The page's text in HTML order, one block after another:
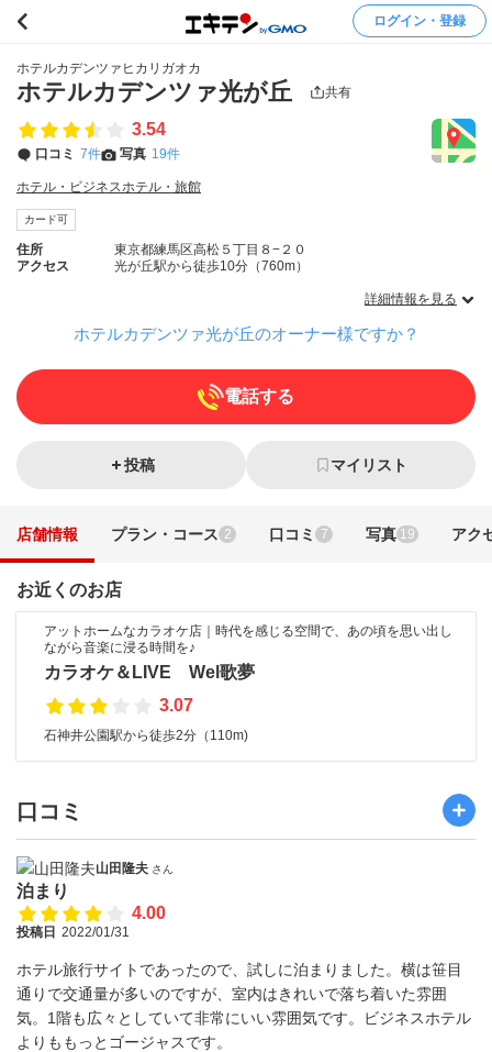
ログイン・登録
ホテルカデンツァヒカリガオカ
ホテルカデンツァ光が丘 共有
3.54
口コミ 7件 写真 19件
ホテル・ビジネスホテル・旅館
カード可
住所
東京都練馬区高松５丁目８−２０
アクセス
光が丘駅から徒歩10分（760m）
詳細情報を見る
ホテルカデンツァ光が丘のオーナー様ですか？
電話する
投稿 マイリスト
店舗情報 プラン・コース 2 口コミ 7 写真 19 アク
お近くのお店
アットホームなカラオケ店｜時代を感じる空間で、あの頃を思い出し
ながら音楽に浸る時間を♪
カラオケ＆LIVE Wel歌夢
3.07
石神井公園駅から徒歩2分（110m)
口コミ
山田隆夫 さん
泊まり
4.00
投稿日 2022/01/31
ホテル旅行サイトであったので、試しに泊まりました。横は笹目
通りで交通量が多いのですが、室内はきれいで落ち着いた雰囲
気。1階も広々としていて非常にいい雰囲気です。ビジネスホテル
よりももっとゴージャスです。